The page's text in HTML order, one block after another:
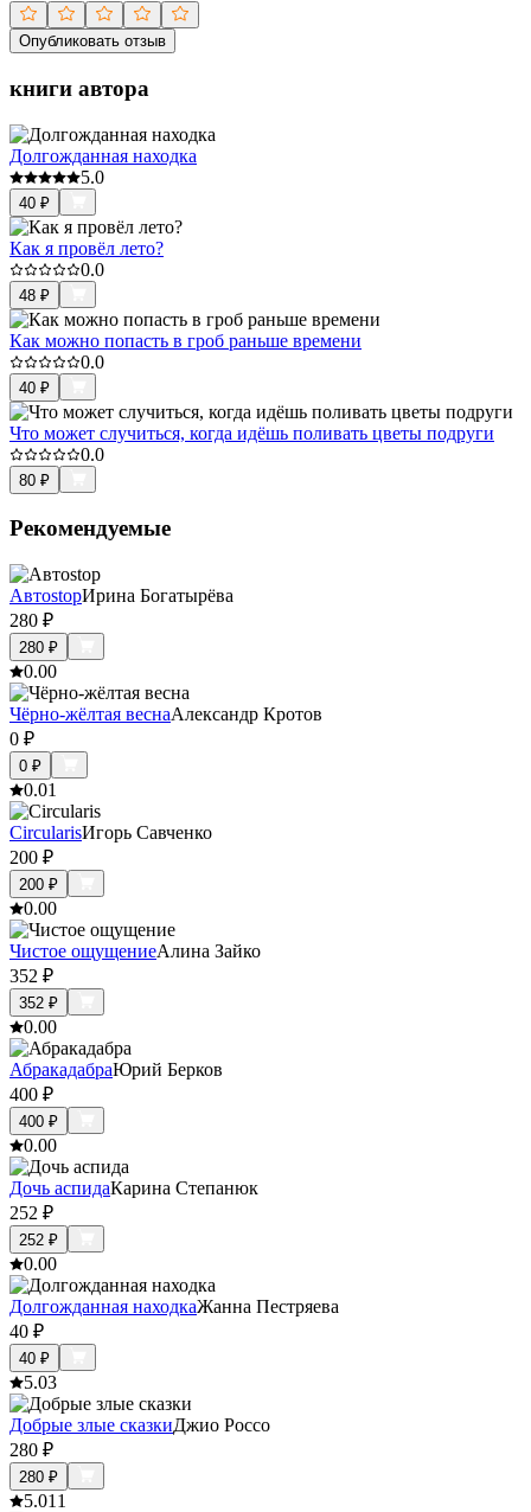
Опубликовать отзыв
книги автора
Долгожданная находка
5.0
40 ₽
Как я провёл лето?
0.0
48 ₽
Как можно попасть в гроб раньше времени
0.0
40 ₽
Что может случиться, когда идёшь поливать цветы подруги
0.0
80 ₽
Рекомендуемые
АвтоstopИрина Богатырёва
280 ₽
280 ₽
0.00
Чёрно-жёлтая веснаАлександр Кротов
0 ₽
0 ₽
0.01
CircularisИгорь Савченко
200 ₽
200 ₽
0.00
Чистое ощущениеАлина Зайко
352 ₽
352 ₽
0.00
АбракадабраЮрий Берков
400 ₽
400 ₽
0.00
Дочь аспидаКарина Степанюк
252 ₽
252 ₽
0.00
Долгожданная находкаЖанна Пестряева
40 ₽
40 ₽
5.03
Добрые злые сказкиДжио Россо
280 ₽
280 ₽
5.011